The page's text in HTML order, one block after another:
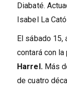
Diabaté.
Isabel La
El sábado 15,
contará con
Harrel. Más
de cuatro